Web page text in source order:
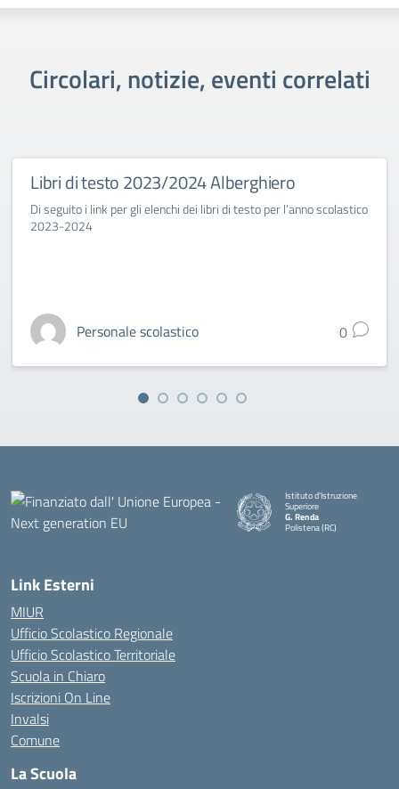
Circolari, notizie, eventi correlati
Libri di testo 2023/2024 Alberghiero
Di seguito i link per gli elenchi dei libri di testo per l’anno scolastico
2023-2024
Personale scolastico 0
Istituto d'Istruzione
Superiore
G. Renda
Polistena (RC)
Link Esterni
MIUR
Ufficio Scolastico Regionale
Ufficio Scolastico Territoriale
Scuola in Chiaro
Iscrizioni On Line
Invalsi
Comune
La Scuola